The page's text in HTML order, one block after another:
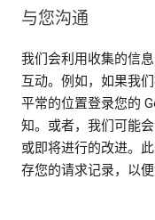
与您沟通
我们会利用收集的信
互动。例如，如果我
平常的位置登录您的
知。或者，我们可能
或即将进行的改进。
存您的请求记录，以